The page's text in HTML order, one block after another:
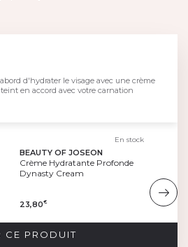
d'hydrater le visage avec une crème
en accord avec votre carnation
En stock
BEAUTY OF JOSEON
Crème Hydratante Profonde
Dynasty Cream
23,80€
CE PRODUIT